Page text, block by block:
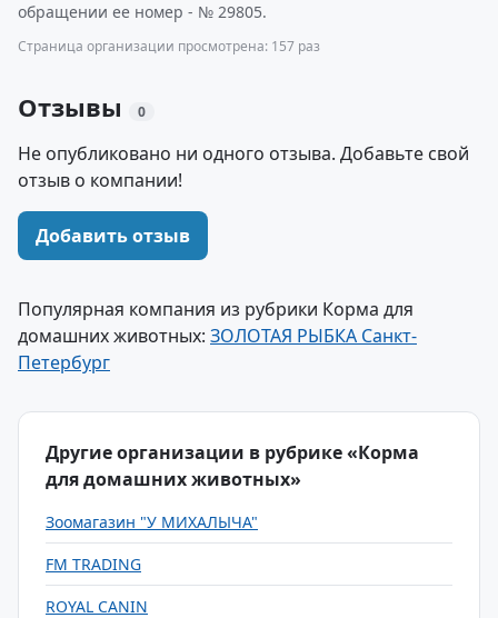
обращении ее номер - № 29805.
Страница организации просмотрена: 157 раз
Отзывы 0
Не опубликовано ни одного отзыва. Добавьте свой
отзыв о компании!
Добавить отзыв
Популярная компания из рубрики Корма для
домашних животных: ЗОЛОТАЯ РЫБКА Санкт-
Петербург
Другие организации в рубрике «Корма
для домашних животных»
Зоомагазин "У МИХАЛЫЧА"
FM TRADING
ROYAL CANIN